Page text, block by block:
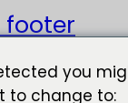
footer
you
to change to: